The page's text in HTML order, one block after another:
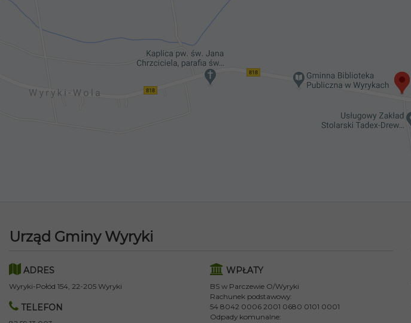
Urząd Gminy Wyryki
ADRES
Wyryki-Połód 154, 22-205 Wyryki
TELEFON
WPŁATY
BS w Parczewie O/Wyryki
Rachunek podstawowy:
54 8042 0006 2001 0680 0101 0001
Odpady komunalne: